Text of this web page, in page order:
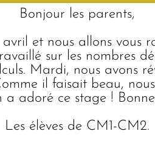
Bonjour les parents,
et nous allons vous
sur les nombres
Mardi, nous avons
il faisait beau,
a adoré ce stage !
Les élèves de CM1-CM2.